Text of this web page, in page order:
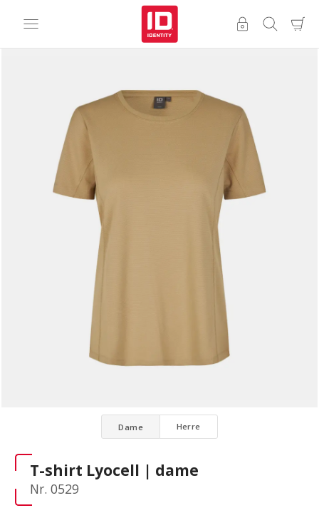
Dame Herre
T-shirt Lyocell | dame
Nr. 0529